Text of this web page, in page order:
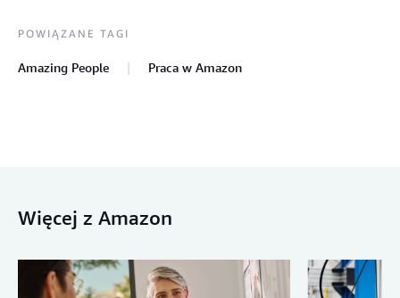
POWIĄZANE TAGI
Amazing People Praca w Amazon
Więcej z Amazon